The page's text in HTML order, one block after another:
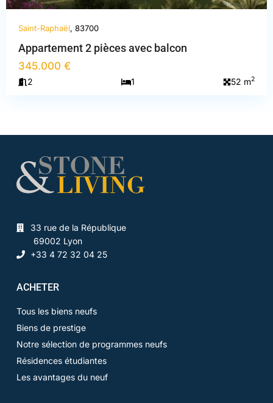
Saint-Raphaël, 83700
Appartement 2 pièces avec balcon
345.000 €
2 1 52 m2
33 rue de la République
69002 Lyon
+33 4 72 32 04 25
ACHETER
Tous les biens neufs
Biens de prestige
Notre sélection de programmes neufs
Résidences étudiantes
Les avantages du neuf